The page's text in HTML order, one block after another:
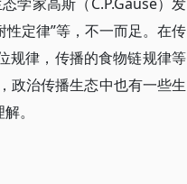
性定律”等，不一而足。在传
规律，传播的食物链规律等
政治传播生态中也有一些生
。